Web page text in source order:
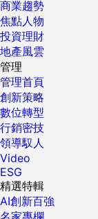
商業趨勢
焦點人物
投資理財
地產風雲
管理
管理首頁
創新策略
數位轉型
行銷密技
領導馭人
Video
ESG
精選特輯
AI創新百強
名家專欄